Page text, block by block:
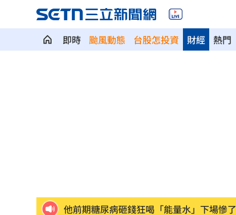
即時 颱風動態 台股怎投資 熱門
財經
他前期糖尿病砸錢狂喝「能量水」下場慘了